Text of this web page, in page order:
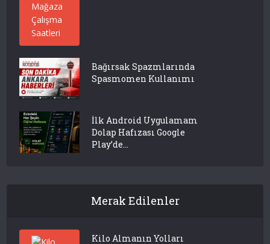
Bağırsak Spazmlarında
Spasmomen Kullanımı
İlk Android Uygulamam
Dolap Hafızası Google
Play’de...
Merak Edilenler
Kilo Almanın Yolları